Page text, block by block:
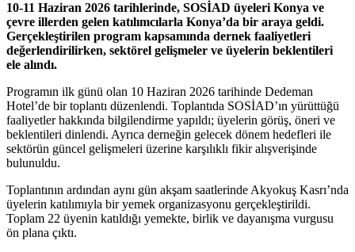
10-11 Haziran 2026 tarihlerinde, SOSİAD üyeleri Konya ve
çevre illerden gelen katılımcılarla Konya’da bir araya geldi.
Gerçekleştirilen program kapsamında dernek faaliyetleri
değerlendirilirken, sektörel gelişmeler ve üyelerin beklentileri
ele alındı.
Programın ilk günü olan 10 Haziran 2026 tarihinde Dedeman
Hotel’de bir toplantı düzenlendi. Toplantıda SOSİAD’ın yürüttüğü
faaliyetler hakkında bilgilendirme yapıldı; üyelerin görüş, öneri ve
beklentileri dinlendi. Ayrıca derneğin gelecek dönem hedefleri ile
sektörün güncel gelişmeleri üzerine karşılıklı fikir alışverişinde
bulunuldu.
Toplantının ardından aynı gün akşam saatlerinde Akyokuş Kasrı’nda
üyelerin katılımıyla bir yemek organizasyonu gerçekleştirildi.
Toplam 22 üyenin katıldığı yemekte, birlik ve dayanışma vurgusu
ön plana çıktı.